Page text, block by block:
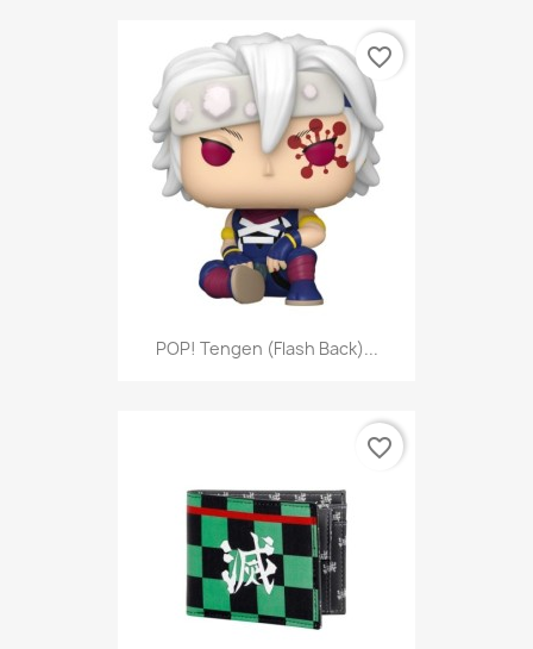
POP! Tengen (Flash Back)...
favorite_border
favorite_border